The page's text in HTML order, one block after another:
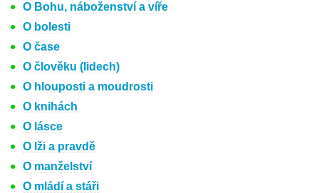
O Bohu, náboženství a víře
O bolesti
O čase
O člověku (lidech)
O hlouposti a moudrosti
O knihách
O lásce
O lži a pravdě
O manželství
O mládí a stáři